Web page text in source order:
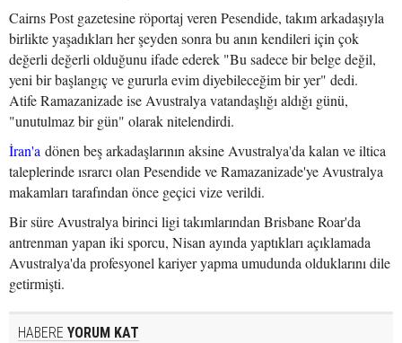
Cairns Post gazetesine röportaj veren Pesendide, takım arkadaşıyla
birlikte yaşadıkları her şeyden sonra bu anın kendileri için çok
değerli değerli olduğunu ifade ederek "Bu sadece bir belge değil,
yeni bir başlangıç ve gururla evim diyebileceğim bir yer" dedi.
Atife Ramazanizade ise Avustralya vatandaşlığı aldığı günü,
"unutulmaz bir gün" olarak nitelendirdi.
İran'a dönen beş arkadaşlarının aksine Avustralya'da kalan ve iltica
taleplerinde ısrarcı olan Pesendide ve Ramazanizade'ye Avustralya
makamları tarafından önce geçici vize verildi.
Bir süre Avustralya birinci ligi takımlarından Brisbane Roar'da
antrenman yapan iki sporcu, Nisan ayında yaptıkları açıklamada
Avustralya'da profesyonel kariyer yapma umudunda olduklarını dile
getirmişti.
HABERE YORUM KAT